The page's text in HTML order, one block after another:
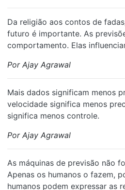
⁠Da religião aos contos de
futuro é importante. As
comportamento. Elas
Por Ajay Agrawal
⁠Mais dados significam menos
velocidade significa menos
significa menos controle.
Por Ajay Agrawal
⁠As máquinas de previsão não
Apenas os humanos o fazem,
humanos podem expressar as